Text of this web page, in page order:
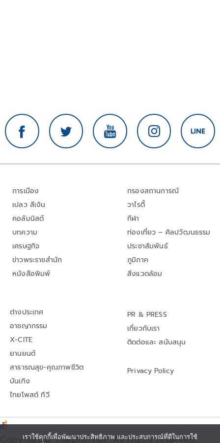
การเมือง
เปลว สีเงิน
คอลัมนิสต์
บทความ
เศรษฐกิจ
ข่าวพระราชสำนัก
หนังสือพิมพ์
กรองสถานการณ์
วาไรตี้
กีฬา
ท่องเที่ยว – ศิลปวัฒนธรรม
ประชาสัมพันธ์
ภูมิภาค
สิ่งแวดล้อม
ต่างประเทศ
อาชญากรรม
X-CITE
ยานยนต์
สาธารณสุข-คุณภาพชีวิต
บันเทิง
ไทยโพสต์ ทีวี
PR & PRESS
เกี่ยวกับเรา
ติดต่อและ สนับสนุน
Privacy Policy
Copyright© thaipost.net, All rights reserved.,
เราใช้คุกกี้เพื่อพัฒนาประสิทธิภาพ และประสบการณ์ที่ดีในการใช้